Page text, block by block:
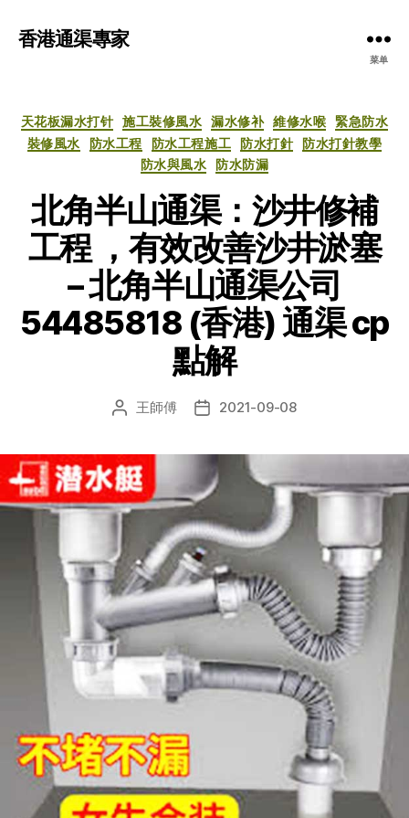
香港通渠專家
菜单
分
类
天花板漏水打针 施工裝修風水 漏水修补 維修水喉
緊急防水
裝修風水
防水工程 防水工程施工 防水打針
防水打針教學
防水與風水
防水防漏
北角半山通渠：沙井修補
工程 ，有效改善沙井淤塞
– 北角半山通渠公司
54485818 (香港) 通渠 cp
點解
文
者
王師傅
发
期
2021-09-08